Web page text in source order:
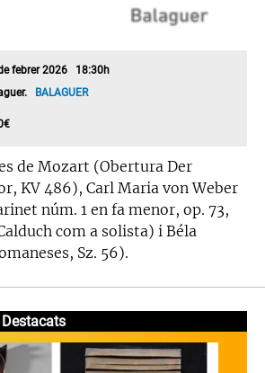
febrer 2026 18:30h
BALAGUER
de Mozart (Obertura Der
KV 486), Carl Maria von Weber
núm. 1 en fa menor, op. 73,
com a solista) i Béla
Sz. 56).
Destacats